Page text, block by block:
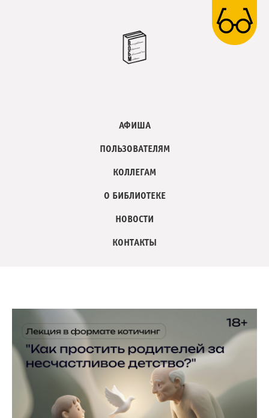
АФИША
ПОЛЬЗОВАТЕЛЯМ
КОЛЛЕГАМ
О БИБЛИОТЕКЕ
НОВОСТИ
КОНТАКТЫ